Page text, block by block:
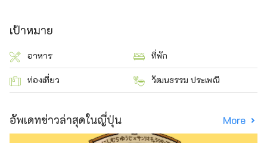
เป้าหมาย
อาหาร ที่พัก
ท่องเที่ยว วัฒนธรรม ประเพณี
อัพเดทข่าวล่าสุดในญี่ปุ่น More